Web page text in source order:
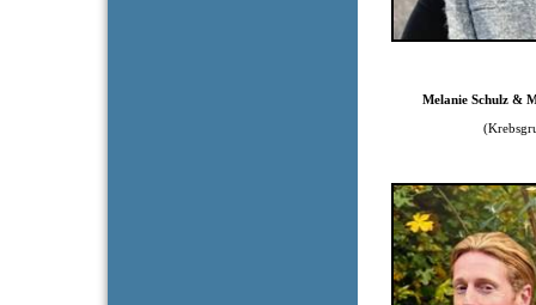
Melanie Schulz &